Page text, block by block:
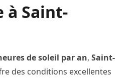
à Saint-
de soleil par an, Saint-
des conditions excellentes